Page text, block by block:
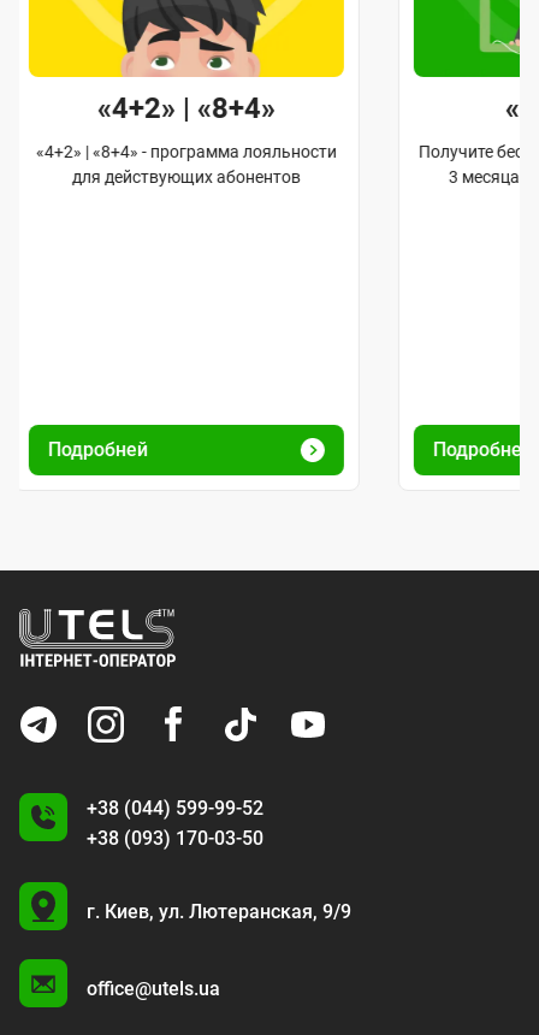
«4+2» | «8+4»
«4+2» | «8+4» - программа лояльности
для действующих абонентов
Подробней
Получите
3 месяца
Подробней
+38 (044) 599-99-52
+38 (093) 170-03-50
U
г. Киев, ул. Лютеранская, 9/9
office@utels.ua